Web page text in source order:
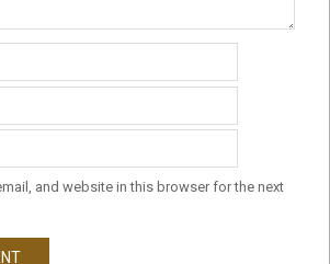
and website in this browser for the next